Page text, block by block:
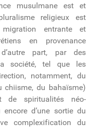
musulmane est et
religieux est
entrante et
en provenance
part, par des
société, tel que les
notamment, du
chiisme, du bahaïsme)
de spiritualités néo-
d’une sortie du
complexification du